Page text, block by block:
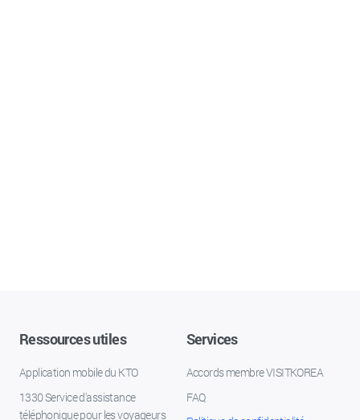
Ressources utiles
Application mobile du KTO
1330 Service d'assistance
téléphonique pour les voyageurs
Services
Accords membre VISITKOREA
FAQ